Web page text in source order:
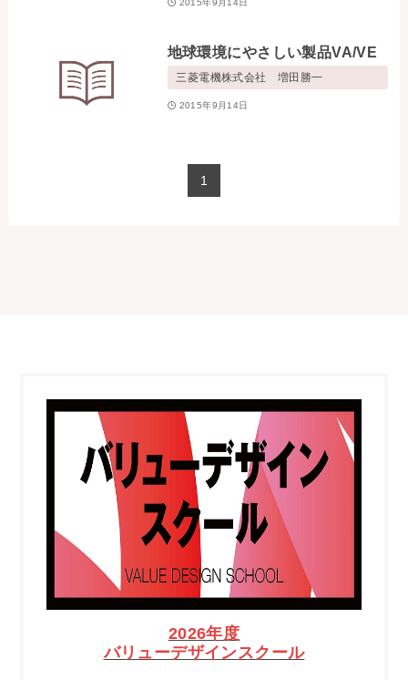
地球環境にやさしい製品VA/VE
三菱電機株式会社 増田勝一
2015年9月14日
1
2026年度
バリューデザインスクール